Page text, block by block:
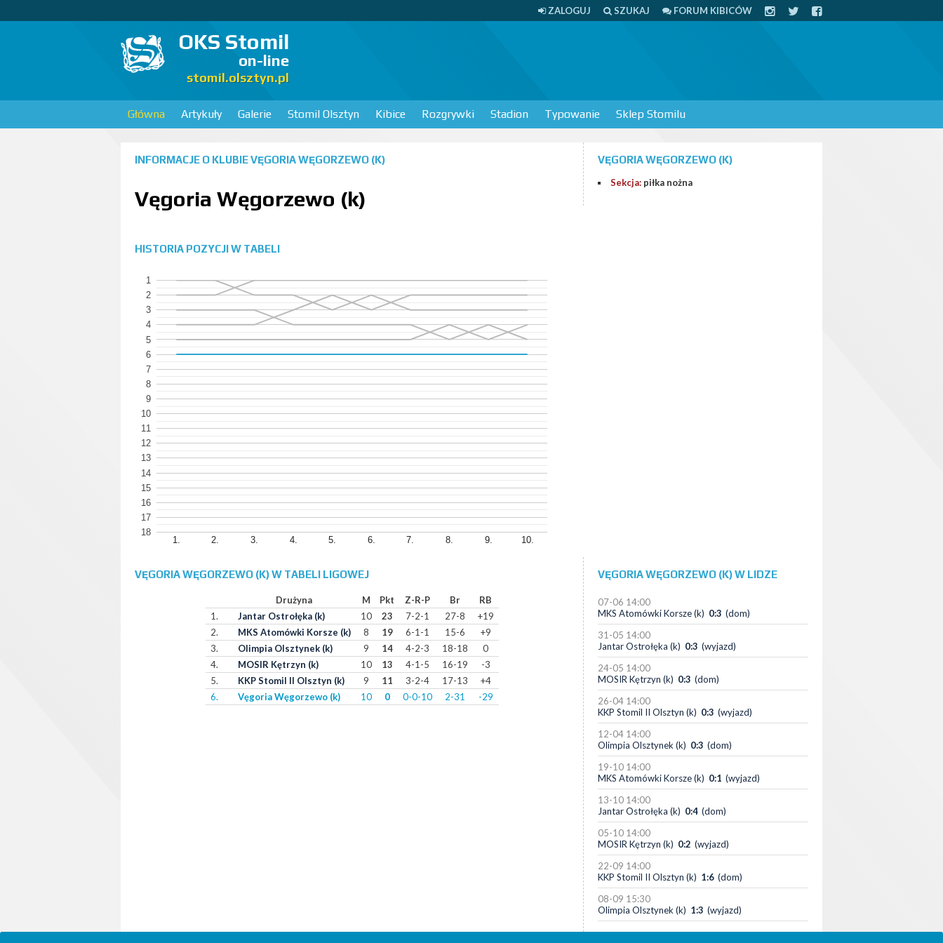
ZALOGUJ SZUKAJ FORUM KIBICÓW
OKS Stomil
on-line
stomil.olsztyn.pl
Główna Artykuły Galerie Stomil Olsztyn Kibice Rozgrywki Stadion Typowanie Sklep Stomilu
INFORMACJE O KLUBIEVĘGORIA WĘGORZEWO (K)
Vęgoria Węgorzewo (k)
HISTORIA POZYCJI W TABELI
1. 2. 3. 4. 5. 6. 7. 8. 9. 10.
1
2
3
4
5
6
7
8
9
10
11
12
13
14
15
16
17
18
VĘGORIA WĘGORZEWO (K)
Sekcja: piłka nożna
VĘGORIA WĘGORZEWO (K) W TABELI LIGOWEJ
Drużyna M Pkt Z-R-P Br
RB
1.
Jantar Ostrołęka (k) 10 23 7-2-1 27-8
+19
2.
MKS Atomówki Korsze (k) 8 19 6-1-1 15-6
+9
3.
Olimpia Olsztynek (k) 9 14 4-2-3 18-18
0
4.
MOSIR Kętrzyn (k) 10 13 4-1-5 16-19
-3
5.
KKP Stomil II Olsztyn (k) 9 11 3-2-4 17-13
+4
6.
Vęgoria Węgorzewo (k) 10 0 0-0-10 2-31 -29
VĘGORIA WĘGORZEWO (K) W LIDZE
07-06 14:00
MKS Atomówki Korsze (k) 0:3 (dom)
31-05 14:00
Jantar Ostrołęka (k) 0:3 (wyjazd)
24-05 14:00
MOSIR Kętrzyn (k) 0:3 (dom)
26-04 14:00
KKP Stomil II Olsztyn (k) 0:3 (wyjazd)
12-04 14:00
Olimpia Olsztynek (k) 0:3 (dom)
19-10 14:00
MKS Atomówki Korsze (k) 0:1 (wyjazd)
13-10 14:00
Jantar Ostrołęka (k) 0:4 (dom)
05-10 14:00
MOSIR Kętrzyn (k) 0:2 (wyjazd)
22-09 14:00
KKP Stomil II Olsztyn (k) 1:6 (dom)
08-09 15:30
Olimpia Olsztynek (k) 1:3 (wyjazd)